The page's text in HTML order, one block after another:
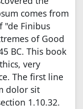
comes from
"de Finibus
of Good
BC. This book
very
The first line
dolor sit
1.10.32.